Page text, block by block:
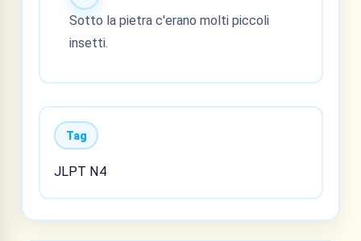
Sotto la pietra c'erano molti piccoli
insetti.
Tag
JLPT N4